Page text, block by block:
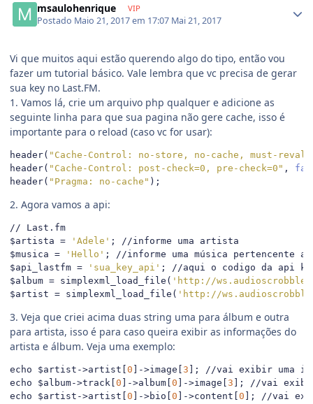
msaulohenrique VIP
Postado Maio 21, 2017 em 17:07 Mai 21, 2017
Vi que muitos aqui estão querendo algo do tipo, então vou
fazer um tutorial básico. Vale lembra que vc precisa de gerar
sua key no Last.FM.
1. Vamos lá, crie um arquivo php qualquer e adicione as
seguinte linha para que sua pagina não gere cache, isso é
importante para o reload (caso vc for usar):
header( "Cache-Control: no-store, no-cache, must-
header( "Cache-Control: post-check=0, pre-check=0" ,
header( "Pragma: no-cache" );
2. Agora vamos a api:
// Last.fm
$artista = 'Adele' ;
//informe uma artista
$musica = 'Hello' ;
//informe uma música pertencente
$api_lastfm = 'sua_key_api' ;
//aqui o codigo da api
$album = simplexml_load_file ( 'http://
$artist = simplexml_load_file ( 'http://
3. Veja que criei acima duas string uma para álbum e outra
para artista, isso é para caso queira exibir as informações do
artista e álbum. Veja uma exemplo:
echo $artist ->artist 0 ]->image 3 ];
//vai exibir uma
echo $album->track 0 ]->album 0 ]->image 3 ];
//vai exibir
echo $artist ->artist 0 ]->bio 0 ]->content 0 ]; //vai